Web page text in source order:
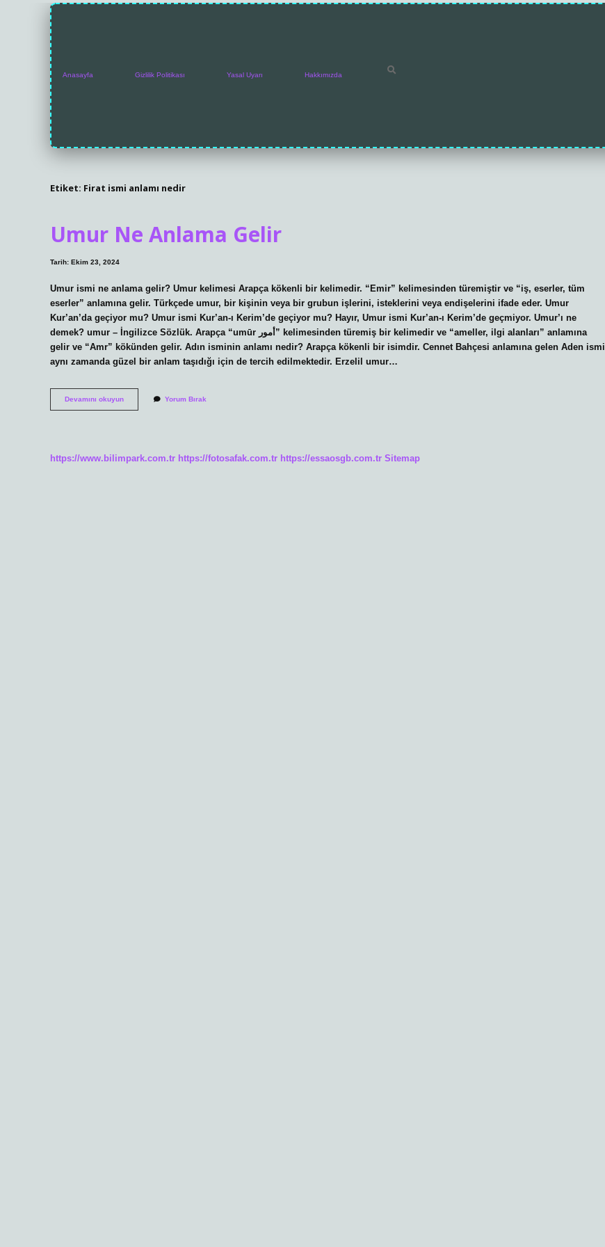
Anasayfa Gizlilik Politikası Yasal Uyarı Hakkımızda
Etiket: Firat ismi anlamı nedir
Umur Ne Anlama Gelir
Tarih: Ekim 23, 2024
Umur ismi ne anlama gelir? Umur kelimesi Arapça kökenli bir kelimedir. “Emir” kelimesinden türemiştir ve “iş, eserler, tüm
eserler” anlamına gelir. Türkçede umur, bir kişinin veya bir grubun işlerini, isteklerini veya endişelerini ifade eder. Umur
Kur’an’da geçiyor mu? Umur ismi Kur’an-ı Kerim’de geçiyor mu? Hayır, Umur ismi Kur’an-ı Kerim’de geçmiyor. Umur’ı ne
demek? umur – İngilizce Sözlük. Arapça “umūr أمور” kelimesinden türemiş bir kelimedir ve “ameller, ilgi alanları” anlamına
gelir ve “Amr” kökünden gelir. Adın isminin anlamı nedir? Arapça kökenli bir isimdir. Cennet Bahçesi anlamına gelen Aden ismi
aynı zamanda güzel bir anlam taşıdığı için de tercih edilmektedir. Erzelil umur…
Devamını okuyunUmur
Ne
Yorum Bırak
https://www.bilimpark.com.tr https://fotosafak.com.tr https://essaosgb.com.tr Sitemap